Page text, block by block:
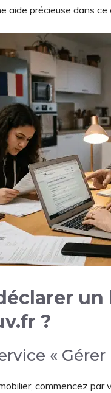
aide précieuse dans
?
«
commencez par